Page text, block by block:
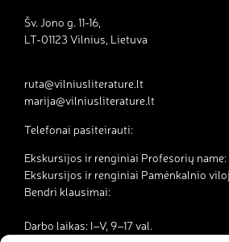
Šv. Jono g. 11-16,
LT-01123 Vilnius, Lietuva
ruta@vilniusliterature.lt
marija@vilniusliterature.lt
Telefonai pasiteirauti:
Ekskursijos ir renginiai Profesorių
Ekskursijos ir renginiai Pamėnkalnio
Bendri klausimai: +370
Darbo laikas: I–V, 9–17 val.